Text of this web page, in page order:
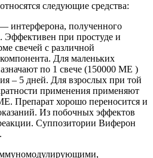
следующие средства:
интерферона, полученного
при простуде и
свечей с различной
Для маленьких
по 1 свече (150000 ME )
– 5 дней. Для взрослых при той
применения применяют
Препарат хорошо переносится и
Из побочных эффектов
Суппозитории Виферон